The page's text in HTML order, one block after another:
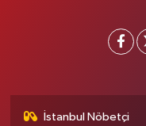
İstanbul Nöbetçi